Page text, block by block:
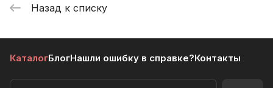
Назад к списку
КаталогБлогНашли ошибку в справке?Контакты